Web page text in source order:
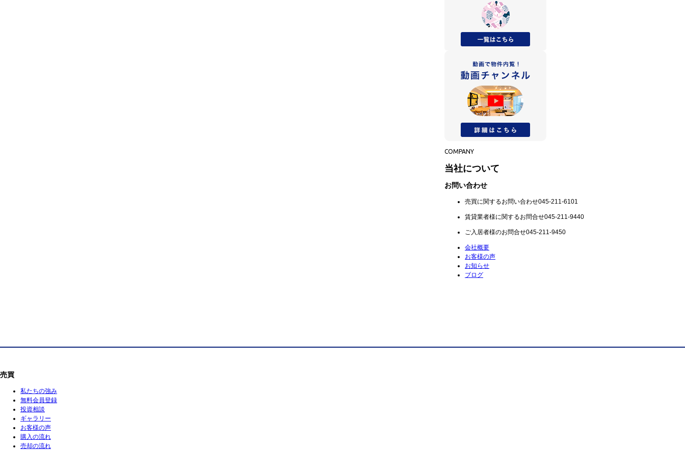
COMPANY
当社について
お問い合わせ
売買に関するお問い合わせ045-211-6101
賃貸業者様に関するお問合せ045-211-9440
ご入居者様のお問合せ045-211-9450
会社概要
お客様の声
お知らせ
ブログ
売買
私たちの強み
無料会員登録
投資相談
ギャラリー
お客様の声
購入の流れ
売却の流れ